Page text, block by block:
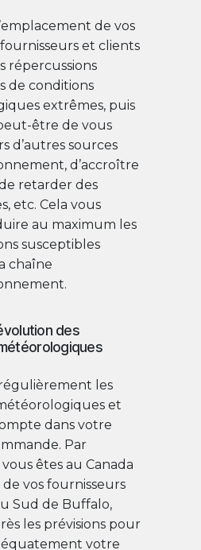
de vos
et clients
répercussions
de conditions
extrêmes, puis
être de vous
d’autres sources
d’accroître
retarder des
etc. Cela vous
au maximum les
susceptibles
chaîne
des
les
et
dans votre
Par
êtes au Canada
vos fournisseurs
Sud de Buffalo,
les prévisions pour
votre